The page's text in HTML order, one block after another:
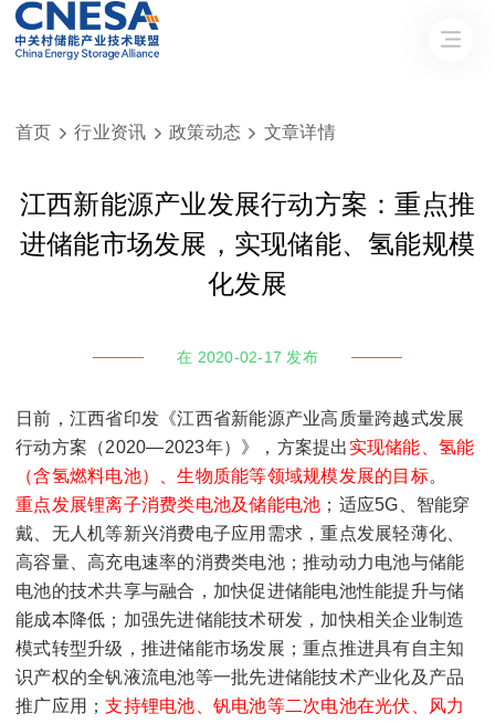
首页  行业资讯  政策动态  文章详情
江西新能源产业发展行动方案：重点推
进储能市场发展，实现储能、氢能规模
化发展
在 2020-02-17 发布
日前，江西省印发《江西省新能源产业高质量跨越式发展
行动方案（2020—2023年）》，方案提出 实现储能、氢能
（含氢燃料电池）、生物质能等领域规模发展的目标。
重点发展锂离子消费类电池及储能电池 ；适应5G、智能穿
戴、无人机等新兴消费电子应用需求，重点发展轻薄化、
高容量、高充电速率的消费类电池；推动动力电池与储能
电池的技术共享与融合，加快促进储能电池性能提升与储
能成本降低；加强先进储能技术研发，加快相关企业制造
模式转型升级，推进储能市场发展；重点推进具有自主知
识产权的全钒液流电池等一批先进储能技术产业化及产品
推广应用；支持锂电池、钒电池等二次电池在光伏、风力